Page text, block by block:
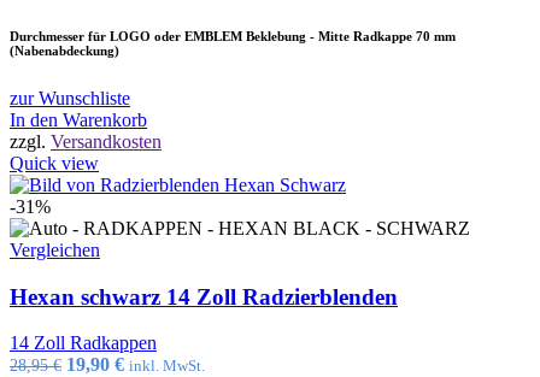
Durchmesser für LOGO oder EMBLEM Beklebung - Mitte Radkappe 70 mm
(Nabenabdeckung)
zur Wunschliste
In den Warenkorb
zzgl. Versandkosten
Quick view
-31%
Vergleichen
Hexan schwarz 14 Zoll Radzierblenden
14 Zoll Radkappen
28,95€ Ursprünglicher
19,90 €Aktueller
inkl. MwSt.